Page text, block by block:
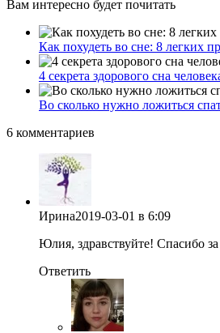
Вам интересно будет почитать
Как похудеть во сне: 8 легких
4 секрета здорового сна
Во сколько нужно ложиться
6 комментариев
Ирина2019-03-01 в 6:09
Юлия, здравствуйте! Спасибо
Ответить